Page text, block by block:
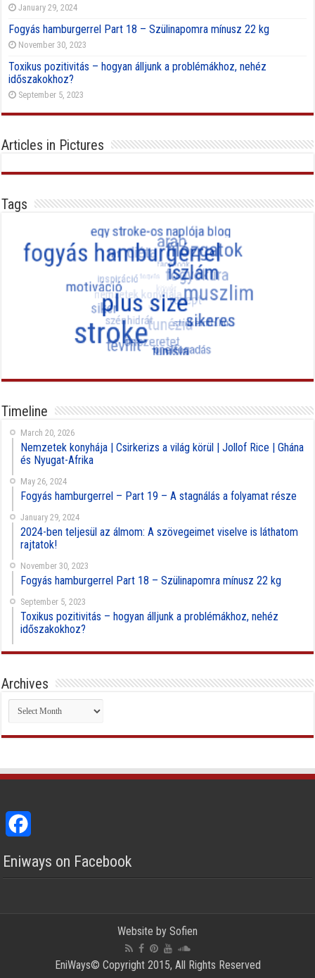
January 29, 2024
Fogyás hamburgerrel Part 18 – Szülinapomra mínusz 22 kg
November 30, 2023
Toxikus pozitivitás – hogyan álljunk a problémákhoz, nehéz
időszakokhoz?
September 5, 2023
Articles in Pictures
Tags
Timeline
March 20, 2026
Nemzetek konyhája | Csirkerizs a világ körül | Jollof Rice | Ghána
és Nyugat-Afrika
May 26, 2024
Fogyás hamburgerrel – Part 19 – A stagnálás a folyamat része
January 29, 2024
2024-ben teljesül az álmom: A szövegeimet viselve is láthatom
rajtatok!
November 30, 2023
Fogyás hamburgerrel Part 18 – Szülinapomra mínusz 22 kg
September 5, 2023
Toxikus pozitivitás – hogyan álljunk a problémákhoz, nehéz
időszakokhoz?
Archives
Archives
Eniways on Facebook
Website by Sofien
EniWays© Copyright 2015, All Rights Reserved